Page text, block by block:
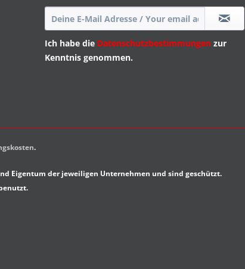
Ich habe die Datenschutzbestimmungen zur
Kenntnis genommen.
.
Eigentum der jeweiligen Unternehmen und sind geschützt.